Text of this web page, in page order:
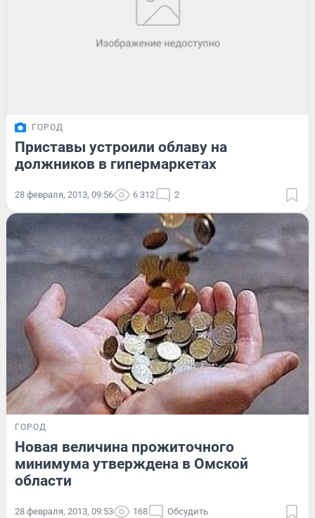
ГОРОД
Приставы устроили облаву на
должников в гипермаркетах
28 февраля, 2013, 09:56 6 312 2
ГОРОД
Новая величина прожиточного
минимума утверждена в Омской
области
28 февраля, 2013, 09:53 168 Обсудить